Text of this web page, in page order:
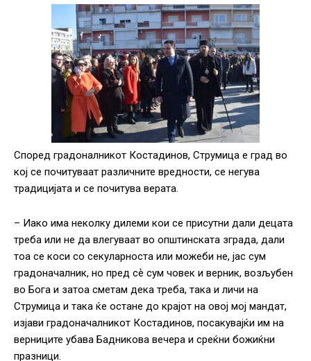
Според градоналникот Костадинов, Струмица е град во
кој се почитуваат различните вредности, се негува
традицијата и се почитува верата.
– Иако има неколку дилеми кои се присутни дали децата
треба или не да влегуваат во општинската зграда, дали
тоа се коси со секуларноста или можеби не, јас сум
градоначалник, но пред сѐ сум човек и верник, возљубен
во Бога и затоа сметам дека треба, така и личи на
Струмица и така ќе остане до крајот на овој мој мандат,
изјави градоначалникот Костадинов, посакувајќи им на
верниците убава Бадникова вечера и среќни божиќни
празници.